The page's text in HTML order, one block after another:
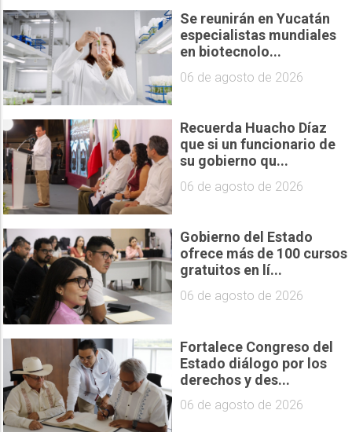
Se reunirán en Yucatán
especialistas mundiales
en biotecnolo...
06 de agosto de 2026
Recuerda Huacho Díaz
que si un funcionario de
su gobierno qu...
06 de agosto de 2026
Gobierno del Estado
ofrece más de 100 cursos
gratuitos en lí...
06 de agosto de 2026
Fortalece Congreso del
Estado diálogo por los
derechos y des...
06 de agosto de 2026